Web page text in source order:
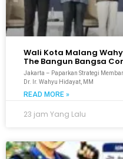
Wali Kota Malang
The Bangun Bangsa
Jakarta – Paparkan Strategi
Dr. Ir. Wahyu Hidayat, MM
READ MORE »
23 jam Yang Lalu